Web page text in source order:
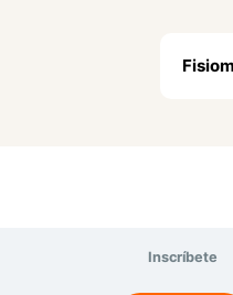
Fisiom
Inscríbete